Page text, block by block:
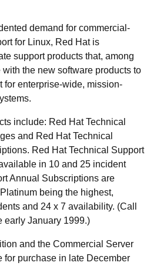
demand for commercial-
for Linux, Red Hat is
support products that, among
the new software products to
for enterprise-wide, mission-
include: Red Hat Technical
and Red Hat Technical
Red Hat Technical Support
in 10 and 25 incident
Annual Subscriptions are
being the highest,
and 24 x 7 availability. (Call
early January 1999.)
and the Commercial Server
for purchase in late December